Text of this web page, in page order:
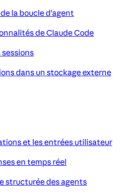
la boucle d'agent
de Claude Code
sessions
dans un stockage externe
et les entrées utilisateur
en temps réel
structurée des agents